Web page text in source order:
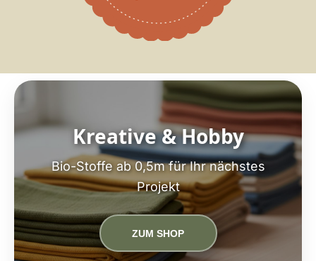
Kreative & Hobby
Bio-Stoffe ab 0,5m für Ihr nächstes
Projekt
ZUM SHOP